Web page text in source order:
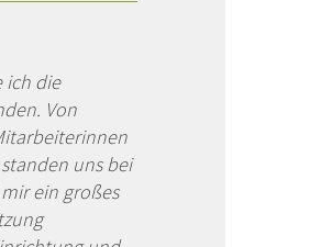
ich die
Von
uns bei
ein großes